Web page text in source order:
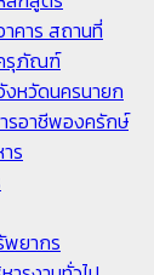
คาร สถานที่
รุภัณฑ์
หวัดนครนายก
รอาชีพองครักษ์
ร
พยากร